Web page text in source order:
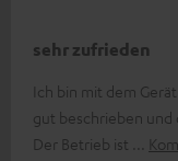
sehr zufrieden
Ich bin mit dem
gut beschrieben und
Der Betrieb ist